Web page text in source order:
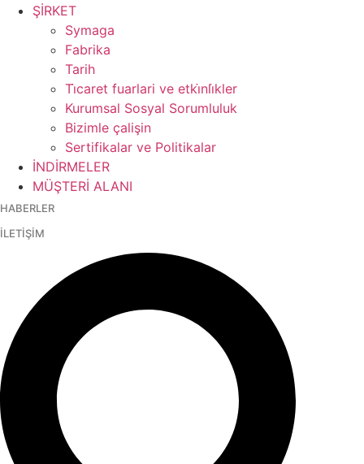
ŞİRKET
Symaga
Fabrika
Tarih
Ti̇caret fuarlari ve etki̇nli̇kler
Kurumsal Sosyal Sorumluluk
Bizimle çalişin
Sertifikalar ve Politikalar
İNDİRMELER
MÜŞTERİ ALANI
HABERLER
İLETİŞİM